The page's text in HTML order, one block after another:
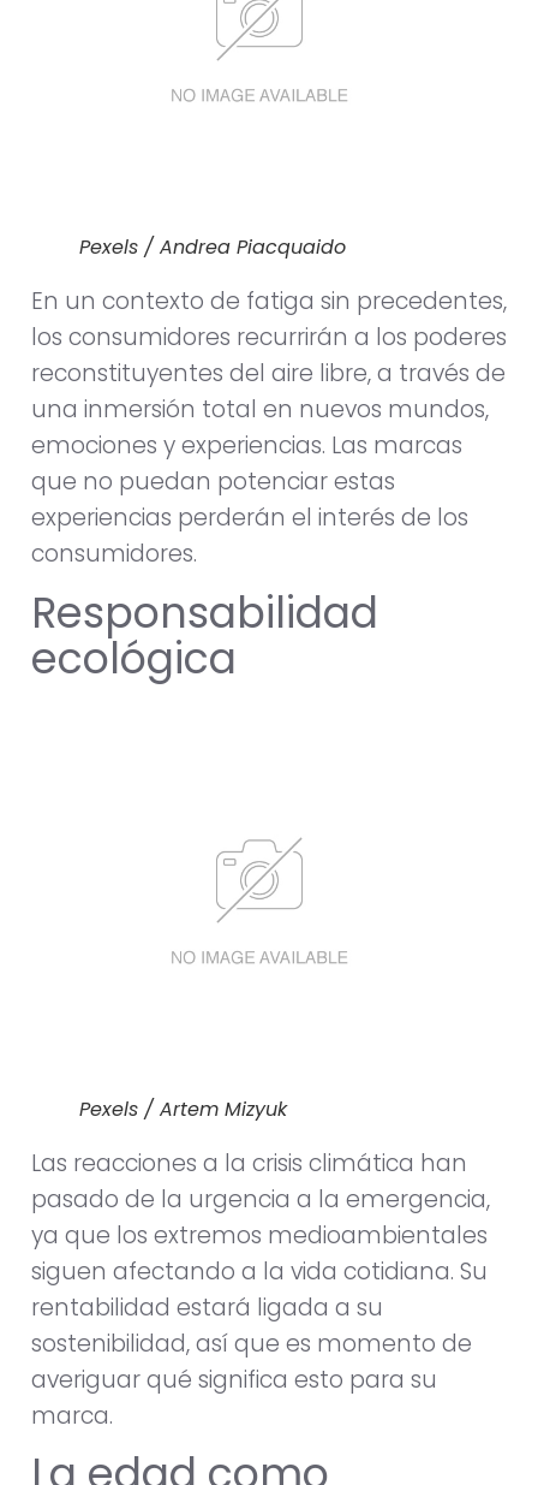
Pexels / Andrea Piacquaido
En un contexto de fatiga sin precedentes,
los consumidores recurrirán a los poderes
reconstituyentes del aire libre, a través de
una inmersión total en nuevos mundos,
emociones y experiencias. Las marcas
que no puedan potenciar estas
experiencias perderán el interés de los
consumidores.
Responsabilidad
ecológica
Pexels / Artem Mizyuk
Las reacciones a la crisis climática han
pasado de la urgencia a la emergencia,
ya que los extremos medioambientales
siguen afectando a la vida cotidiana. Su
rentabilidad estará ligada a su
sostenibilidad, así que es momento de
averiguar qué significa esto para su
marca.